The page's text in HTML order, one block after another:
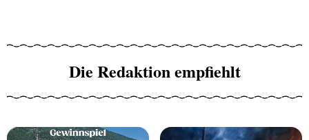
Die Redaktion empfiehlt